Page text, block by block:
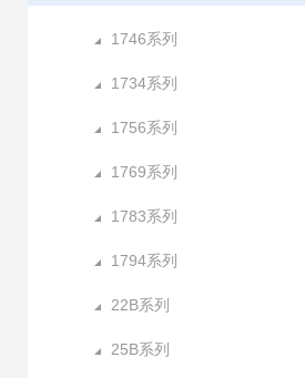
1746系列
1734系列
1756系列
1769系列
1783系列
1794系列
22B系列
25B系列